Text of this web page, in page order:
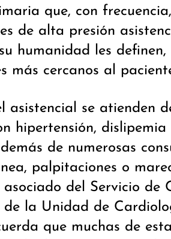
que, con
de alta presión
humanidad les definen,
más cercanos al
asistencial se atienden
hipertensión,
de numerosas
palpitaciones o
asociado del Servicio de
de la Unidad de
que muchas de